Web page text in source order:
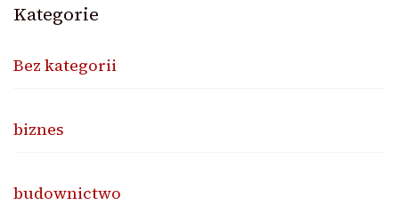
Kategorie
Bez kategorii
biznes
budownictwo